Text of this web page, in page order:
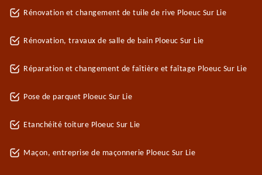
Rénovation et changement de tuile de rive Ploeuc Sur Lie
Rénovation, travaux de salle de bain Ploeuc Sur Lie
Réparation et changement de faîtière et faîtage Ploeuc Sur Lie
Pose de parquet Ploeuc Sur Lie
Etanchéité toiture Ploeuc Sur Lie
Maçon, entreprise de maçonnerie Ploeuc Sur Lie